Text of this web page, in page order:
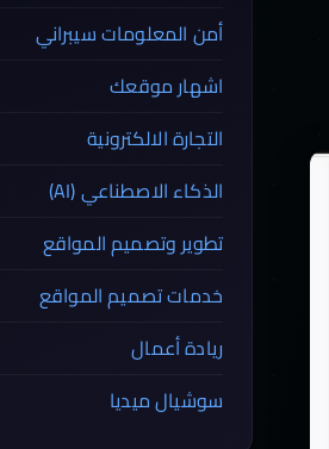
أمن المعلومات سيبراني
اشهار موقعك
التجارة الالكترونية
الذكاء الاصطناعي (AI)
تطوير وتصميم المواقع
خدمات تصميم المواقع
ريادة أعمال
سوشيال ميديا